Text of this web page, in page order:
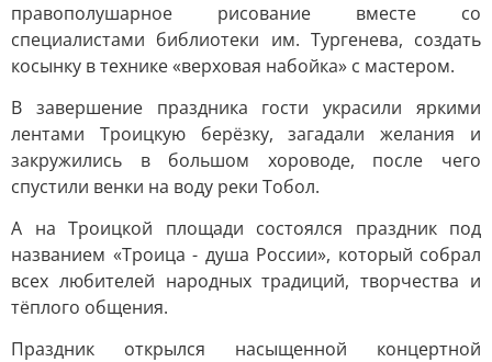
правополушарное рисование вместе со
специалистами библиотеки им. Тургенева, создать
косынку в технике «верховая набойка» с мастером.
В завершение праздника гости украсили яркими
лентами Троицкую берёзку, загадали желания и
закружились в большом хороводе, после чего
спустили венки на воду реки Тобол.
А на Троицкой площади состоялся праздник под
названием «Троица - душа России», который собрал
всех любителей народных традиций, творчества и
тёплого общения.
Праздник открылся насыщенной концертной